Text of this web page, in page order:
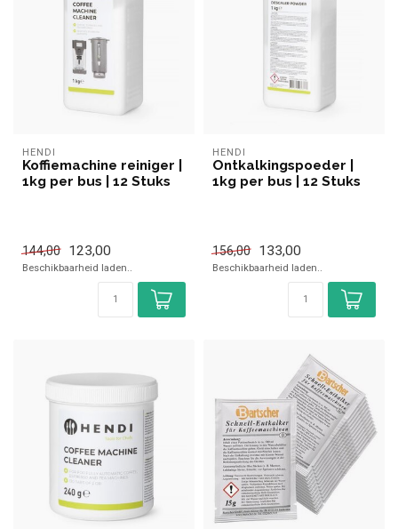
HENDI
Koffiemachine reiniger |
1kg per bus | 12 Stuks
144,00 123,00
Beschikbaarheid laden..
HENDI
Ontkalkingspoeder |
1kg per bus | 12 Stuks
156,00 133,00
Beschikbaarheid laden..